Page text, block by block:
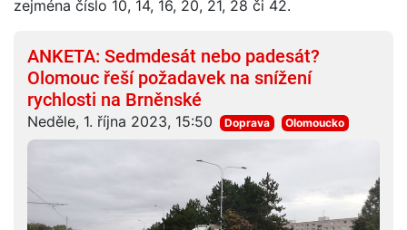
zejména číslo 10, 14, 16, 20, 21, 28 či 42.
ANKETA: Sedmdesát nebo padesát?
Olomouc řeší požadavek na snížení
rychlosti na Brněnské
Neděle, 1. října 2023, 15:50 Doprava Olomoucko